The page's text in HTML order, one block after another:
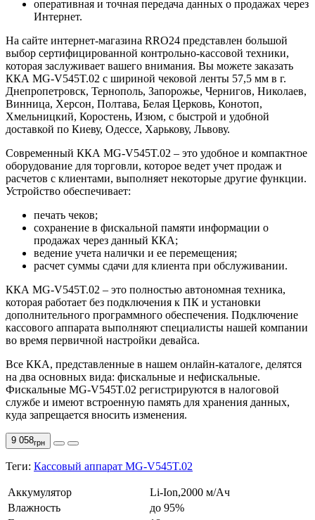
оперативная и точная передача данных о продажах через
Интернет.
На сайте интернет-магазина RRO24 представлен большой
выбор сертифицированной контрольно-кассовой техники,
которая заслуживает вашего внимания. Вы можете заказать
ККА MG-V545T.02 с шириной чековой ленты 57,5 мм в г.
Днепропетровск, Тернополь, Запорожье, Чернигов, Николаев,
Винница, Херсон, Полтава, Белая Церковь, Конотоп,
Хмельницкий, Коростень, Изюм, с быстрой и удобной
доставкой по Киеву, Одессе, Харькову, Львову.
Современный ККА MG-V545T.02 – это удобное и компактное
оборудование для торговли, которое ведет учет продаж и
расчетов с клиентами, выполняет некоторые другие функции.
Устройство обеспечивает:
печать чеков;
сохранение в фискальной памяти информации о
продажах через данный ККА;
ведение учета налички и ее перемещения;
расчет суммы сдачи для клиента при обслуживании.
ККА MG-V545T.02 – это полностью автономная техника,
которая работает без подключения к ПК и установки
дополнительного программного обеспечения. Подключение
кассового аппарата выполняют специалисты нашей компании
во время первичной настройки девайса.
Все ККА, представленные в нашем онлайн-каталоге, делятся
на два основных вида: фискальные и нефискальные.
Фискальные MG-V545T.02 регистрируются в налоговой
службе и имеют встроенную память для хранения данных,
куда запрещается вносить изменения.
9 058грн
Теги: Кассовый аппарат MG-V545T.02
Аккумулятор
Li-Ion,2000 м/Aч
Влажность
до 95%